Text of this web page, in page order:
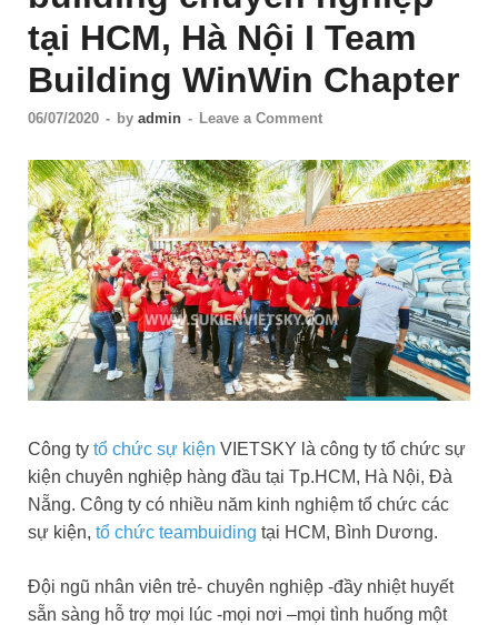
tại HCM, Hà Nội I Team
Building WinWin Chapter
06/07/2020 - by admin - Leave a Comment
Công ty tổ chức sự kiện VIETSKY là công ty tổ chức sự
kiện chuyên nghiệp hàng đầu tại Tp.HCM, Hà Nội, Đà
Nẵng. Công ty có nhiều năm kinh nghiệm tổ chức các
sự kiện, tổ chức teambuiding tại HCM, Bình Dương.
Đội ngũ nhân viên trẻ- chuyên nghiệp -đầy nhiệt huyết
sẵn sàng hỗ trợ mọi lúc -mọi nơi –mọi tình huống một